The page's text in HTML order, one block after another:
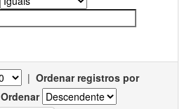
| Ordenar registros por
Ordenar